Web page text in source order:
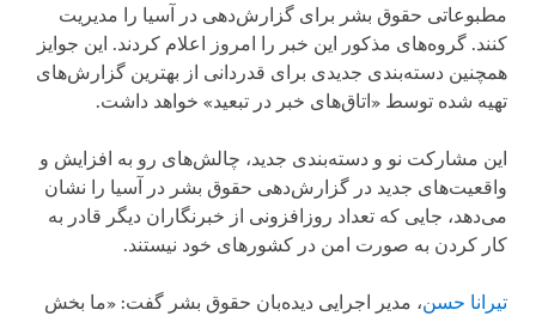
مطبوعاتی حقوق بشر برای گزارش‌دهی در آسیا را مدیریت
کنند. گروه‌های مذکور این خبر را امروز اعلام کردند. این جوایز
همچنین دسته‌بندی جدیدی برای قدردانی از بهترین گزارش‌های
تهیه شده توسط «اتاق‌های خبر در تبعید» خواهد داشت.
این مشارکت نو و دسته‌بندی جدید، چالش‌های رو به افزایش و
واقعیت‌های جدید در گزارش‌دهی حقوق بشر در آسیا را نشان
می‌دهد، جایی که تعداد روزافزونی از خبرنگاران دیگر قادر به
کار کردن به صورت امن در کشورهای خود نیستند.
تیرانا حسن، مدیر اجرایی دیده‌بان حقوق بشر گفت: «ما بخش